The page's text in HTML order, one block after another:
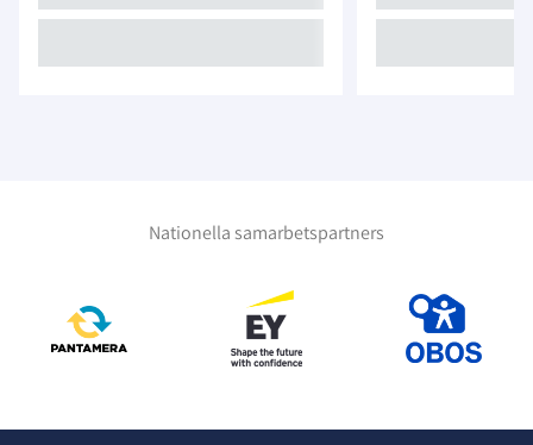
Nationella samarbetspartners